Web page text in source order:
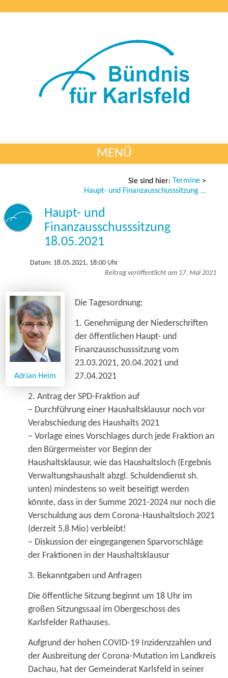
MENÜ
Sie sind hier: Termine >
Haupt- und Finanzausschusssitzung 18.05.2021
Haupt- und
Finanzausschusssitzung
18.05.2021
Datum: 18.05.2021, 18:00 Uhr
Beitrag veröffentlicht am 17. Mai 2021
Adrian Heim
Die Tagesordnung:
1. Genehmigung der Niederschriften
der öffentlichen Haupt- und
Finanzausschusssitzung vom
23.03.2021, 20.04.2021 und
27.04.2021
2. Antrag der SPD-Fraktion auf
– Durchführung einer Haushaltsklausur noch vor
Verabschiedung des Haushalts 2021
– Vorlage eines Vorschlages durch jede Fraktion an
den Bürgermeister vor Beginn der
Haushaltsklausur, wie das Haushaltsloch (Ergebnis
Verwaltungshaushalt abzgl. Schuldendienst sh.
unten) mindestens so weit beseitigt werden
könnte, dass in der Summe 2021-2024 nur noch die
Verschuldung aus dem Corona-Haushaltsloch 2021
(derzeit 5,8 Mio) verbleibt!
– Diskussion der eingegangenen Sparvorschläge
der Fraktionen in der Haushaltsklausur
3. Bekanntgaben und Anfragen
Die öffentliche Sitzung beginnt um 18 Uhr im
großen Sitzungssaal im Obergeschoss des
Karlsfelder Rathauses.
Aufgrund der hohen COVID-19 Inzidenzzahlen und
der Ausbreitung der Corona-Mutation im Landkreis
Dachau, hat der Gemeinderat Karlsfeld in seiner